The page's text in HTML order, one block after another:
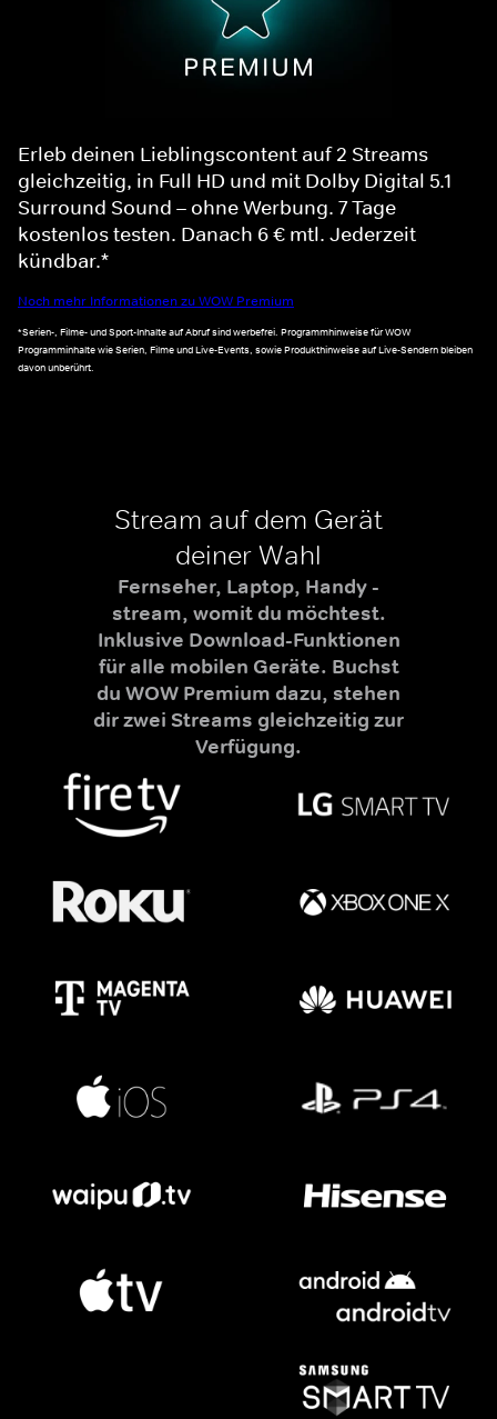
Erleb deinen Lieblingscontent auf 2 Streams
gleichzeitig, in Full HD und mit Dolby Digital 5.1
Surround Sound – ohne Werbung. 7 Tage
kostenlos testen. Danach 6 € mtl. Jederzeit
kündbar.*
Noch mehr Informationen zu WOW Premium
*Serien-, Filme- und Sport-Inhalte auf Abruf sind werbefrei. Programmhinweise für WOW
Programminhalte wie Serien, Filme und Live-Events, sowie Produkthinweise auf Live-Sendern bleiben
davon unberührt.
Stream auf dem Gerät
deiner Wahl
Fernseher, Laptop, Handy -
stream, womit du möchtest.
Inklusive Download-Funktionen
für alle mobilen Geräte. Buchst
du WOW Premium dazu, stehen
dir zwei Streams gleichzeitig zur
Verfügung.